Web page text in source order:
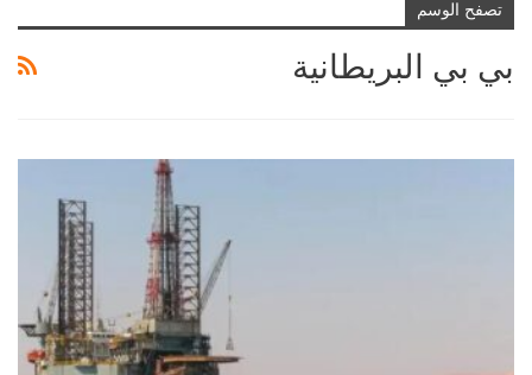
تصفح الوسم
بي بي البريطانية